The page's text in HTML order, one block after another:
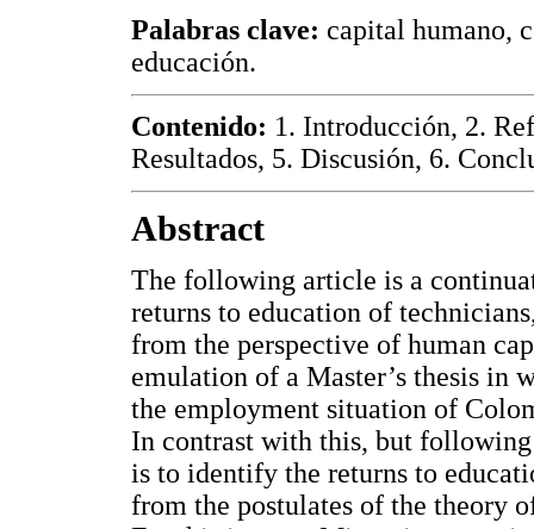
Palabras clave: capital humano,
educación.
Contenido: 1. Introducción, 2.
Resultados, 5. Discusión, 6.
Abstract
The following article is a
returns to education of
from the perspective of human
emulation of a Master’s thesis in
the employment situation of
In contrast with this, but
is to identify the returns to
from the postulates of the theory